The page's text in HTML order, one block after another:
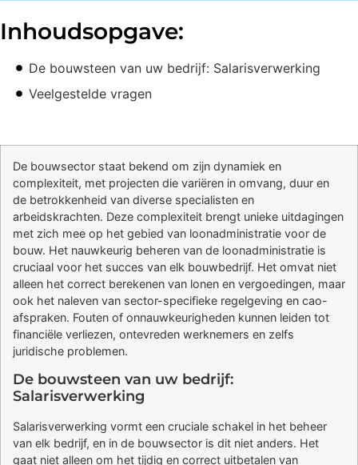
Inhoudsopgave:
De bouwsteen van uw bedrijf: Salarisverwerking
Veelgestelde vragen
De bouwsector staat bekend om zijn dynamiek en
complexiteit, met projecten die variëren in omvang, duur en
de betrokkenheid van diverse specialisten en
arbeidskrachten. Deze complexiteit brengt unieke uitdagingen
met zich mee op het gebied van loonadministratie voor de
bouw. Het nauwkeurig beheren van de loonadministratie is
cruciaal voor het succes van elk bouwbedrijf. Het omvat niet
alleen het correct berekenen van lonen en vergoedingen, maar
ook het naleven van sector-specifieke regelgeving en cao-
afspraken. Fouten of onnauwkeurigheden kunnen leiden tot
financiële verliezen, ontevreden werknemers en zelfs
juridische problemen.
De bouwsteen van uw bedrijf:
Salarisverwerking
Salarisverwerking vormt een cruciale schakel in het beheer
van elk bedrijf, en in de bouwsector is dit niet anders. Het
gaat niet alleen om het tijdig en correct uitbetalen van